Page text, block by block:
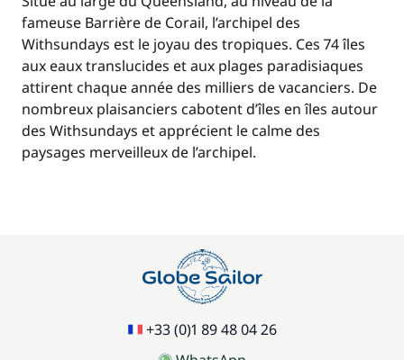
fameuse Barrière de Corail, l’archipel des
Withsundays est le joyau des tropiques. Ces 74 îles
aux eaux translucides et aux plages paradisiaques
attirent chaque année des milliers de vacanciers. De
nombreux plaisanciers cabotent d’îles en îles autour
des Withsundays et apprécient le calme des
paysages merveilleux de l’archipel.
+33 (0)1 89 48 04 26